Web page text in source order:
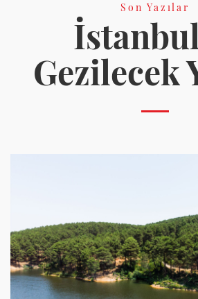
Son Yazılar
Gezilecek